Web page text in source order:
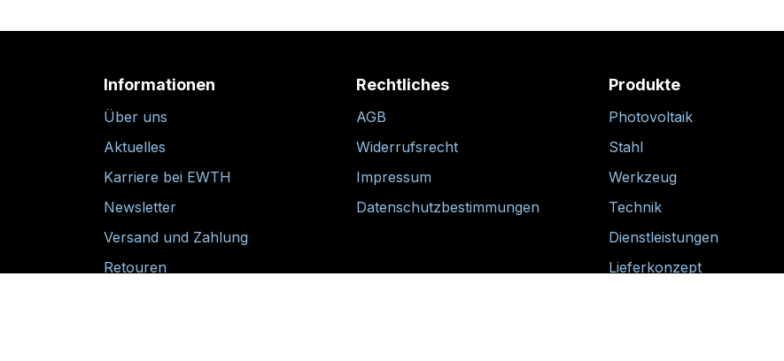
Informationen
Über uns
Aktuelles
Karriere bei EWTH
Newsletter
Versand und Zahlung
Retouren
Rechtliches
AGB
Widerrufsrecht
Impressum
Datenschutzbestimmungen
Produkte
Photovoltaik
Stahl
Werkzeug
Technik
Dienstleistungen
Lieferkonzept